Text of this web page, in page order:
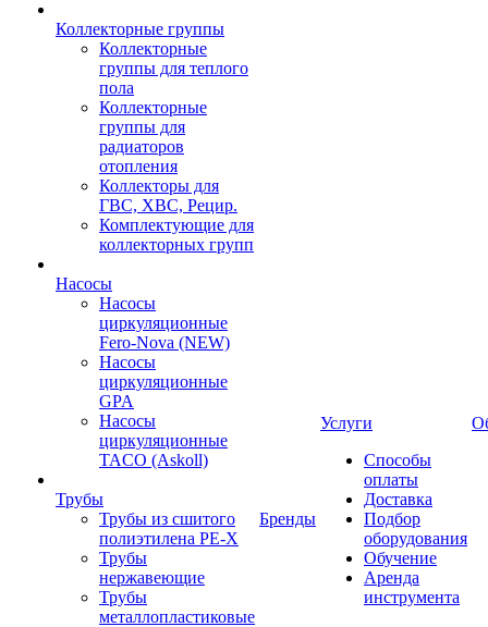
Коллекторные группы
Коллекторные
группы для теплого
пола
Коллекторные
группы для
радиаторов
отопления
Коллекторы для
ГВС, ХВС, Рецир.
Комплектующие для
коллекторных групп
Насосы
Насосы
циркуляционные
Fero-Nova (NEW)
Насосы
циркуляционные
GPA
Насосы
циркуляционные
TACO (Askoll)
Трубы
Трубы из сшитого
полиэтилена PE-X
Трубы
нержавеющие
Трубы
металлопластиковые
Бренды
Услуги
Способы
оплаты
Доставка
Подбор
оборудования
Обучение
Аренда
инструмента